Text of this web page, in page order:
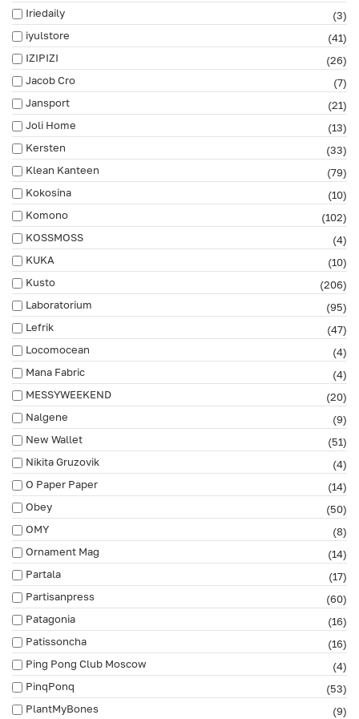
Iriedaily
(3)
iyulstore
(41)
IZIPIZI
(26)
Jacob Cro
(7)
Jansport
(21)
Joli Home
(13)
Kersten
(33)
Klean Kanteen
(79)
Kokosina
(10)
Komono
(102)
KOSSMOSS
(4)
KUKA
(10)
Kusto
(206)
Laboratorium
(95)
Lefrik
(47)
Locomocean
(4)
Mana Fabric
(4)
MESSYWEEKEND
(20)
Nalgene
(9)
New Wallet
(51)
Nikita Gruzovik
(4)
O Paper Paper
(14)
Obey
(50)
OMY
(8)
Ornament Mag
(14)
Partala
(17)
Partisanpress
(60)
Patagonia
(16)
Patissoncha
(16)
Ping Pong Club Moscow
(4)
PinqPonq
(53)
PlantMyBones
(9)